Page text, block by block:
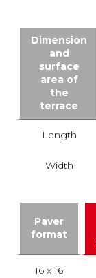
Dimension
and
surface
area of
the
terrace
Length
Width
Paver
format
16 x 16